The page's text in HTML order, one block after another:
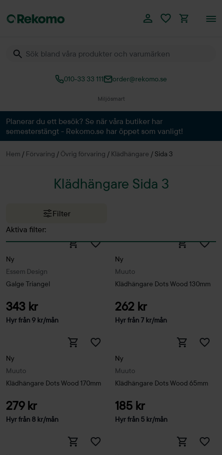
010-33 33 111 order@rekomo.se
Miljösmart
Planerar du ett besök? Se när våra butiker har
semesterstängt - Rekomo.se har öppet som vanligt!
Hem / Förvaring / Övrig förvaring / Klädhängare / Sida 3
Klädhängare Sida 3
Filter
Aktiva filter:
Essem Design
Ny
Galge Triangel
343 kr
Hyr från9 kr/mån
Muuto
Ny
Klädhängare Dots Wood 130mm
262 kr
Hyr från7 kr/mån
Muuto
Ny
Klädhängare Dots Wood 170mm
279 kr
Hyr från 8 kr/mån
Muuto
Ny
Klädhängare Dots Wood 65mm
185 kr
Hyr från 5 kr/mån